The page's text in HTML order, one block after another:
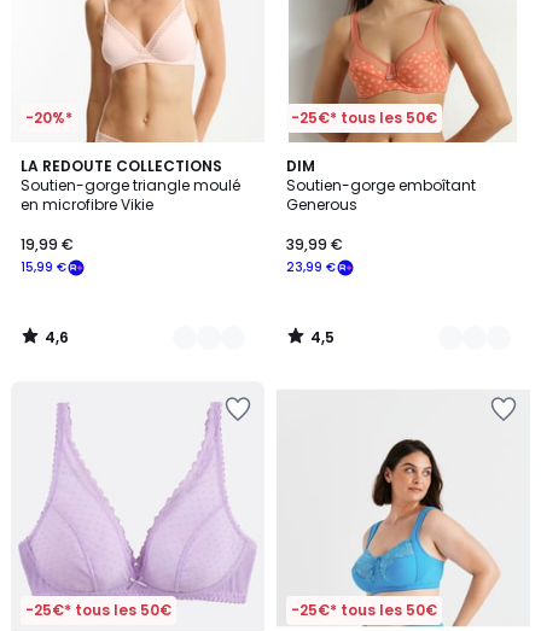
-20%*
LA REDOUTE COLLECTIONS
Soutien-gorge triangle moulé
en microfibre Vikie
15,99 €
19,99 €
4,6
/ 5
3
Couleurs
4,6
/
-25€* tous les 50€
DIM
Soutien-gorge emboîtant
Generous
23,99 €
39,99 €
4,5
/ 5
3
Couleurs
4,5
/
-25€* tous les 50€ -25€* tous les 50€